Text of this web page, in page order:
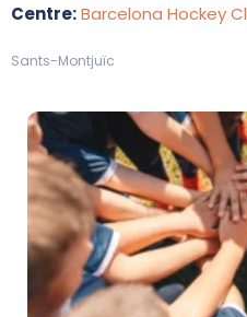
Centre:Barcelona Hockey
Sants-Montjuïc